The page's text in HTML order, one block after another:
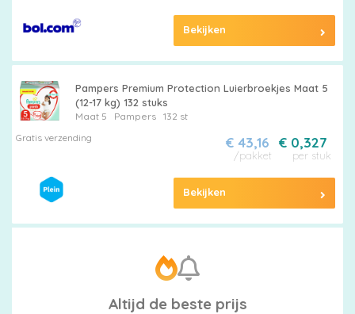
Bekijken
Pampers Premium Protection Luierbroekjes Maat 5
(12-17 kg) 132 stuks
Maat 5 Pampers
132 st
Gratis verzending
€ 0,327
per stuk
€ 43,16
/pakket
Bekijken
Altijd de beste prijs